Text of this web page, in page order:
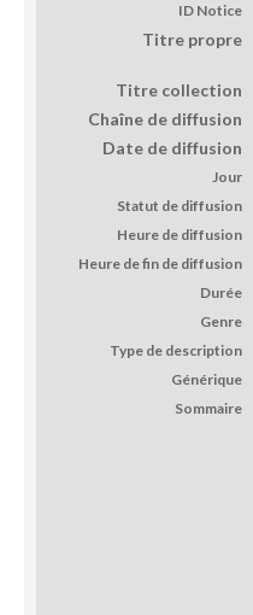
ID Notice
Titre propre
Titre collection
Chaîne de diffusion
Date de diffusion
Jour
Statut de diffusion
Heure de diffusion
Heure de fin de diffusion
Durée
Genre
Type de description
Générique
Sommaire